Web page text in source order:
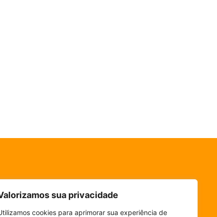
sua privacidade
cookies para aprimorar sua experiência de